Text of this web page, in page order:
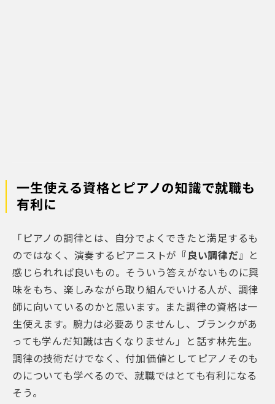
一生使える資格とピアノの知識で就職も
有利に
「ピアノの調律とは、自分でよくできたと満足するも
のではなく、演奏するピアニストが 『良い調律だ』
と
感じられれば良いもの。そういう答えがないものに興
味をもち、楽しみながら取り組んでいける人が、調律
師に向いているのかと思います。また調律の資格は一
生使えます。腕力は必要ありませんし、ブランクがあ
っても学んだ知識は古くなりません」と話す林先生。
調律の技術だけでなく、付加価値としてピアノそのも
のについても学べるので、就職ではとても有利になる
そう。